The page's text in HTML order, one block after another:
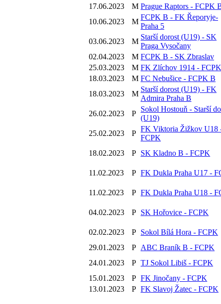
17.06.2023 M Prague Raptors - FCPK
10.06.2023
M
FCPK B - FK Řeporyje-
Praha 5
03.06.2023
M
Starší dorost (U19) - SK
Praga Vysočany
02.04.2023
M FCPK B - SK Zbraslav
25.03.2023
M FK Zlíchov 1914 -
18.03.2023
M FC Nebušice - FCPK B
18.03.2023
M
Starší dorost (U19) - FK
Admira Praha B
26.02.2023
P
Sokol Hostouň - Starší
(U19)
25.02.2023
P
FK Viktoria Žižkov U18
FCPK
18.02.2023
P SK Kladno B - FCPK
11.02.2023 P FK Dukla Praha U17 -
11.02.2023 P FK Dukla Praha U18 -
04.02.2023 P SK Hořovice - FCPK
02.02.2023 P Sokol Bílá Hora - FCPK
29.01.2023
P ABC Braník B - FCPK
24.01.2023
P TJ Sokol Libiš - FCPK
15.01.2023
P FK Jinočany - FCPK
13.01.2023
P FK Slavoj Žatec - FCPK